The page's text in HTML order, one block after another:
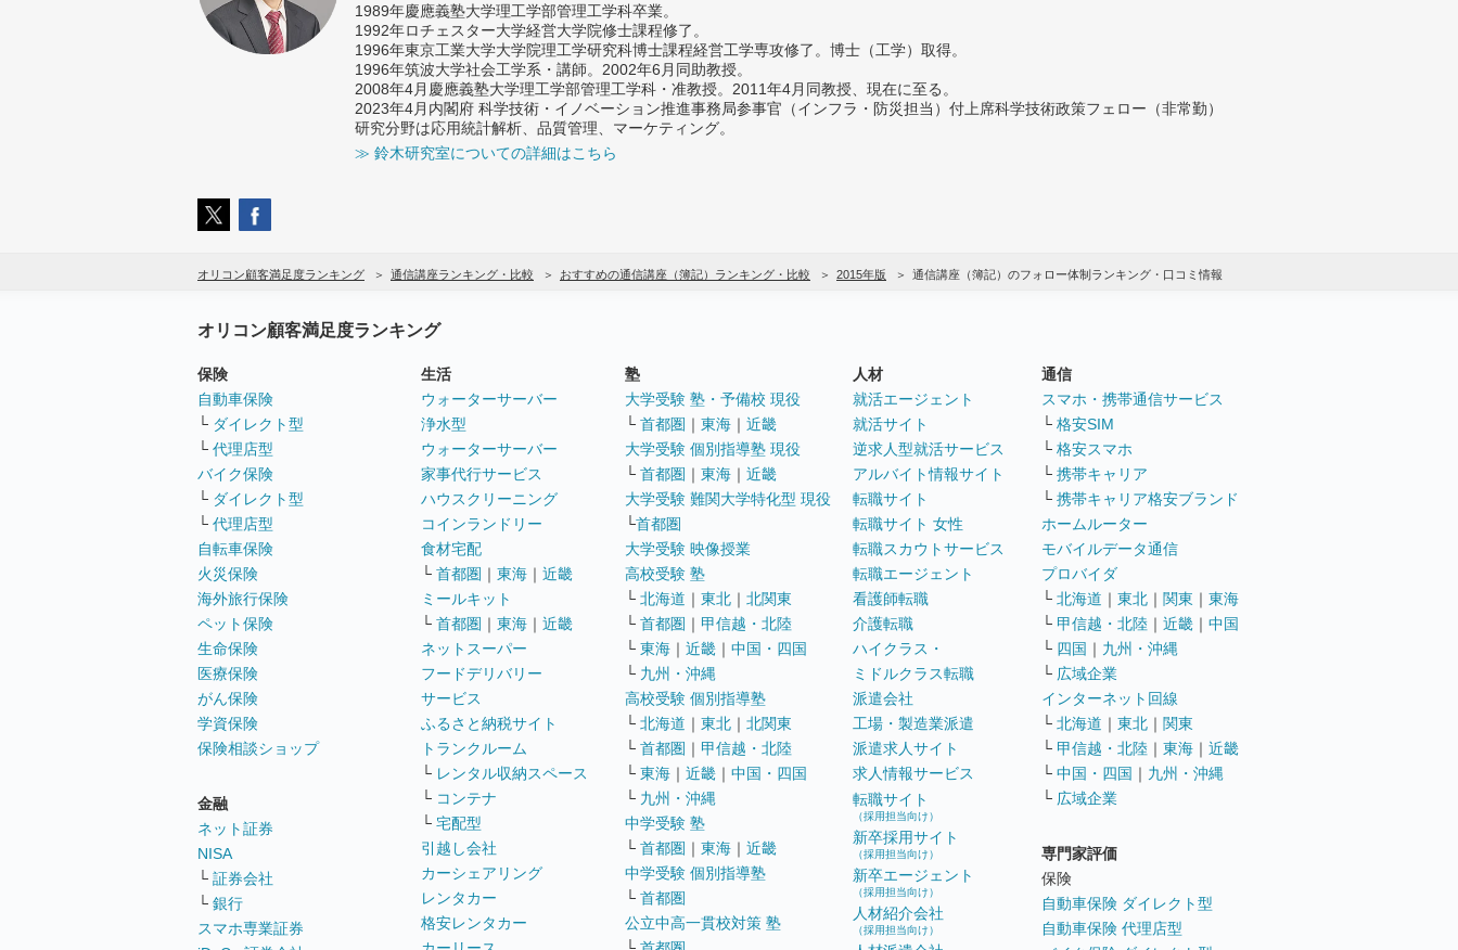
1989年慶應義塾大学理工学部管理工学科卒業。
1992年ロチェスター大学経営大学院修士課程修了。
1996年東京工業大学大学院理工学研究科博士課程経営工学専攻修了。博士（工学）取得。
1996年筑波大学社会工学系・講師。2002年6月同助教授。
2008年4月慶應義塾大学理工学部管理工学科・准教授。2011年4月同教授、現在に至る。
2023年4月内閣府 科学技術・イノベーション推進事務局参事官（インフラ・防災担当）付上席科学技術政策フェロー（非常勤）
研究分野は応用統計解析、品質管理、マーケティング。
≫ 鈴木研究室についての詳細はこちら
オリコン顧客満足度ランキング 通信講座ランキング・比較 おすすめの通信講座（簿記）ランキング・比較 2015年版 通信講座（簿記）のフォロー体制ランキング・口コミ情報
オリコン顧客満足度ランキング
保険
自動車保険
└ ダイレクト型
└ 代理店型
バイク保険
└ ダイレクト型
└ 代理店型
自転車保険
火災保険
海外旅行保険
ペット保険
生命保険
医療保険
がん保険
学資保険
保険相談ショップ
金融
ネット証券
NISA
└ 証券会社
└ 銀行
スマホ専業証券
生活
ウォーターサーバー
浄水型
ウォーターサーバー
家事代行サービス
ハウスクリーニング
コインランドリー
食材宅配
└ 首都圏 ｜ 東海 ｜ 近畿
ミールキット
└ 首都圏 ｜ 東海 ｜ 近畿
ネットスーパー
フードデリバリー
サービス
ふるさと納税サイト
トランクルーム
└ レンタル収納スペース
└ コンテナ
└ 宅配型
引越し会社
カーシェアリング
レンタカー
格安レンタカー
塾
大学受験 塾・予備校 現役
└ 首都圏 ｜ 東海 ｜ 近畿
大学受験 個別指導塾 現役
└ 首都圏 ｜ 東海 ｜ 近畿
大学受験 難関大学特化型 現役
└首都圏
大学受験 映像授業
高校受験 塾
└ 北海道 ｜ 東北 ｜ 北関東
└ 首都圏 ｜ 甲信越・北陸
└ 東海 ｜ 近畿 ｜ 中国・四国
└ 九州・沖縄
高校受験 個別指導塾
└ 北海道 ｜ 東北 ｜ 北関東
└ 首都圏 ｜ 甲信越・北陸
└ 東海 ｜ 近畿 ｜ 中国・四国
└ 九州・沖縄
中学受験 塾
└ 首都圏 ｜ 東海 ｜ 近畿
中学受験 個別指導塾
└ 首都圏
公立中高一貫校対策 塾
人材
就活エージェント
就活サイト
逆求人型就活サービス
アルバイト情報サイト
転職サイト
転職サイト 女性
転職スカウトサービス
転職エージェント
看護師転職
介護転職
ハイクラス・
ミドルクラス転職
派遣会社
工場・製造業派遣
派遣求人サイト
求人情報サービス
転職サイト
（採用担当向け）
新卒採用サイト
（採用担当向け）
新卒エージェント
（採用担当向け）
人材紹介会社
（採用担当向け）
通信
スマホ・携帯通信サービス
└ 格安SIM
└ 格安スマホ
└ 携帯キャリア
└ 携帯キャリア格安ブランド
ホームルーター
モバイルデータ通信
プロバイダ
└ 北海道 ｜ 東北 ｜ 関東 ｜ 東海
└ 甲信越・北陸 ｜ 近畿 ｜ 中国
└ 四国 ｜ 九州・沖縄
└ 広域企業
インターネット回線
└ 北海道 ｜ 東北 ｜ 関東
└ 甲信越・北陸 ｜ 東海 ｜ 近畿
└ 中国・四国 ｜ 九州・沖縄
└ 広域企業
専門家評価
保険
自動車保険 ダイレクト型
自動車保険 代理店型